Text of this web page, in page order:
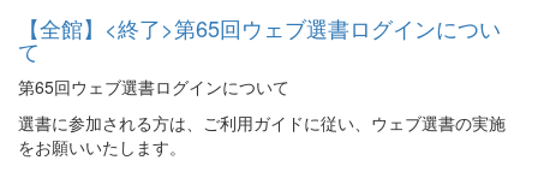
【全館】<終了>第65回ウェブ選書ログインについ
て
第65回ウェブ選書ログインについて
選書に参加される方は、ご利用ガイドに従い、ウェブ選書の実施
をお願いいたします。